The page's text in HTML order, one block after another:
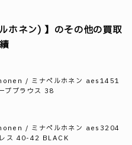
ホネン) 】のその他の買取
/ ミナペルホネン aes1451
ブブラウス 38
/ ミナペルホネン aes3204
ス 40-42 BLACK